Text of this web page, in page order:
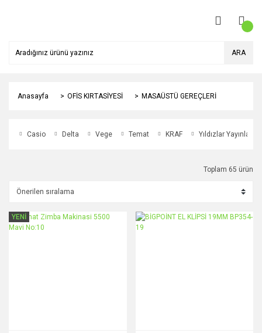
ARA
Anasayfa OFİS KIRTASİYESİ MASAÜSTÜ GEREÇLERİ
Casio Delta Vege Temat KRAF Yıldızlar Yayınları
Toplam 65 ürün
YENİ